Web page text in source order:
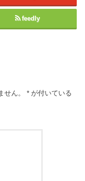
feedly
ん。 * が付いている